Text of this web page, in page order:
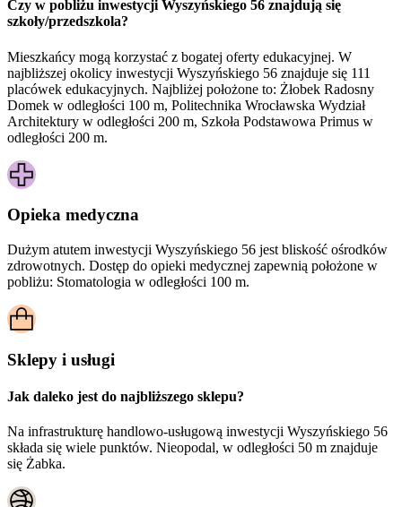
Czy w pobliżu inwestycji Wyszyńskiego 56 znajdują się
szkoły/przedszkola?
Mieszkańcy mogą korzystać z bogatej oferty edukacyjnej. W
najbliższej okolicy inwestycji Wyszyńskiego 56 znajduje się 111
placówek edukacyjnych. Najbliżej położone to: Żłobek Radosny
Domek w odległości 100 m, Politechnika Wrocławska Wydział
Architektury w odległości 200 m, Szkoła Podstawowa Primus w
odległości 200 m.
Opieka medyczna
Dużym atutem inwestycji Wyszyńskiego 56 jest bliskość ośrodków
zdrowotnych. Dostęp do opieki medycznej zapewnią położone w
pobliżu: Stomatologia w odległości 100 m.
Sklepy i usługi
Jak daleko jest do najbliższego sklepu?
Na infrastrukturę handlowo-usługową inwestycji Wyszyńskiego 56
składa się wiele punktów. Nieopodal, w odległości 50 m znajduje
się Żabka.